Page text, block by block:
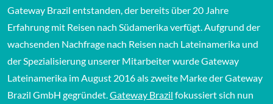
Gateway Brazil entstanden, der bereits über 20 Jahre
Erfahrung mit Reisen nach Südamerika verfügt. Aufgrund der
wachsenden Nachfrage nach Reisen nach Lateinamerika und
der Spezialisierung unserer Mitarbeiter wurde Gateway
Lateinamerika im August 2016 als zweite Marke der Gateway
Brazil GmbH gegründet.Gateway Brazil (Link öffnet einen
fokussiert sich nun